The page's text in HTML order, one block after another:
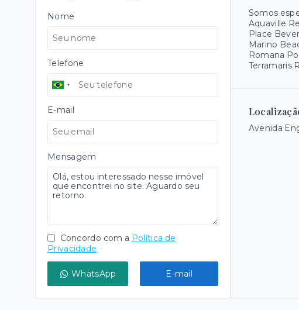
Somos
Aquaville
Place
Marino
Romana
Terramaris
Avenida
Nome
Telefone
E-mail
Mensagem
Concordo com a Política de
Privacidade
WhatsApp E-mail